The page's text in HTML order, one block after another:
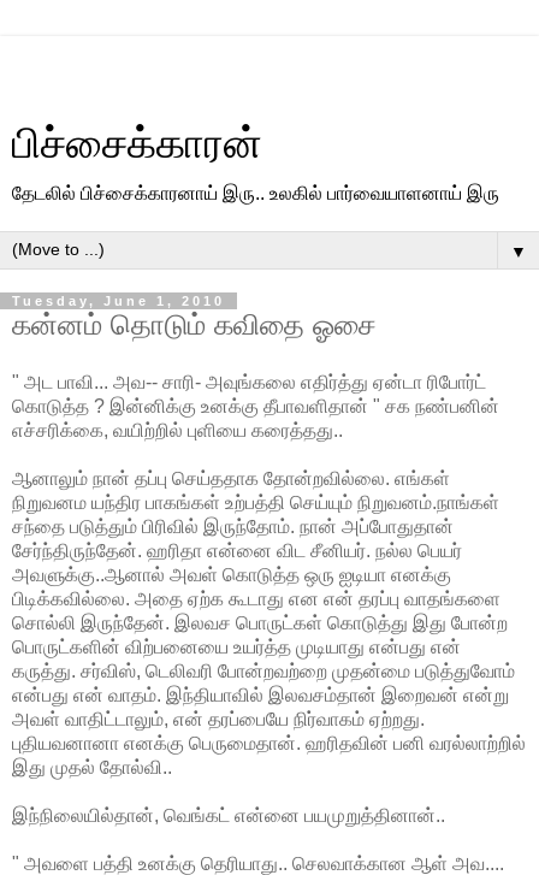
பிச்சைக்காரன்
தேடலில் பிச்சைக்காரனாய் இரு.. உலகில் பார்வையாளனாய் இரு
▼
Tuesday, June 1, 2010
கன்னம் தொடும் கவிதை ஓசை
" அட பாவி... அவ-- சாரி- அவுங்கலை எதிர்த்து ஏன்டா ரிபோர்ட்
கொடுத்த ? இன்னிக்கு உனக்கு தீபாவளிதான் " சக நண்பனின்
எச்சரிக்கை, வயிற்றில் புளியை கரைத்தது..
ஆனாலும் நான் தப்பு செய்ததாக தோன்றவில்லை. எங்கள்
நிறுவனம யந்திர பாகங்கள் உற்பத்தி செய்யும் நிறுவனம்.நாங்கள்
சந்தை படுத்தும் பிரிவில் இருந்தோம். நான் அப்போதுதான்
சேர்ந்திருந்தேன். ஹரிதா என்னை விட சீனியர். நல்ல பெயர்
அவளுக்கு..ஆனால் அவள் கொடுத்த ஒரு ஐடியா எனக்கு
பிடிக்கவில்லை. அதை ஏற்க கூடாது என என் தரப்பு வாதங்களை
சொல்லி இருந்தேன். இலவச பொருட்கள் கொடுத்து இது போன்ற
பொருட்களின் விற்பனையை உயர்த்த முடியாது என்பது என்
கருத்து. சர்விஸ், டெலிவரி போன்றவற்றை முதன்மை படுத்துவோம்
என்பது என் வாதம். இந்தியாவில் இலவசம்தான் இறைவன் என்று
அவள் வாதிட்டாலும், என் தரப்பையே நிர்வாகம் ஏற்றது.
புதியவனானா எனக்கு பெருமைதான். ஹரிதவின் பனி வரல்லாற்றில்
இது முதல் தோல்வி..
இந்நிலையில்தான், வெங்கட் என்னை பயமுறுத்தினான்..
" அவளை பத்தி உனக்கு தெரியாது.. செலவாக்கான ஆள் அவ....